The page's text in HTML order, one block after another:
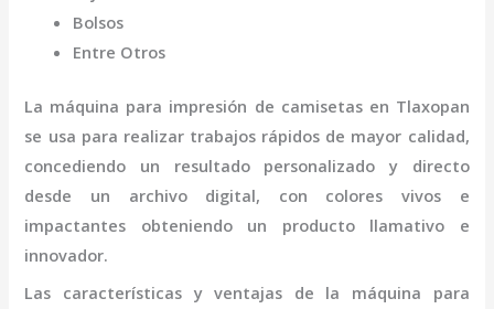
Bolsos
Entre Otros
La máquina para impresión de camisetas en Tlaxopan
se usa para realizar trabajos rápidos de mayor calidad,
concediendo un resultado personalizado y directo
desde un archivo digital, con colores vivos e
impactantes obteniendo un producto llamativo e
innovador.
Las características y ventajas de la máquina para